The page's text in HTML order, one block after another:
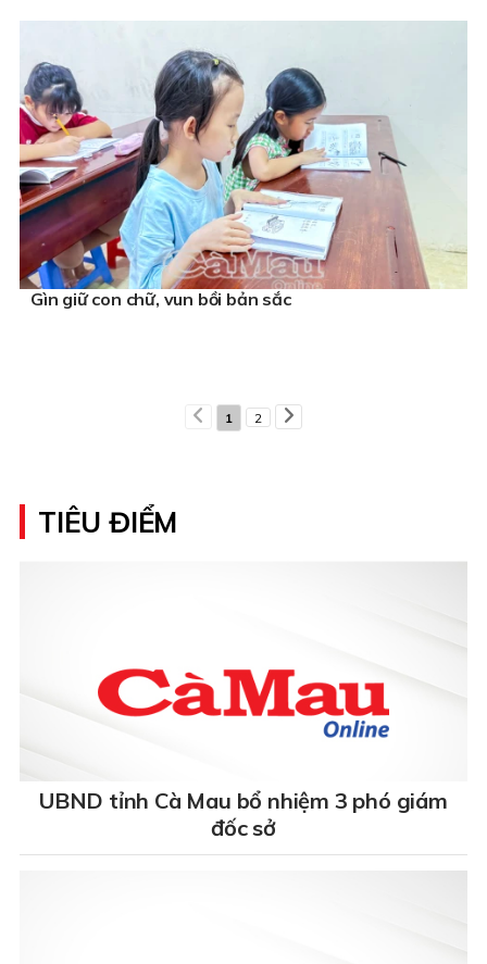
Gìn giữ con chữ, vun bồi bản sắc
1 2
TIÊU ĐIỂM
UBND tỉnh Cà Mau bổ nhiệm 3 phó giám
đốc sở